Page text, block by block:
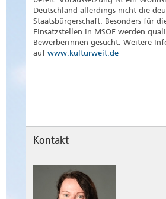
Deutschland allerdings nicht die
Staatsbürgerschaft. Besonders für
Einsatzstellen in MSOE werden
Bewerberinnen gesucht. Weitere
auf www.kulturweit.de
Kontakt